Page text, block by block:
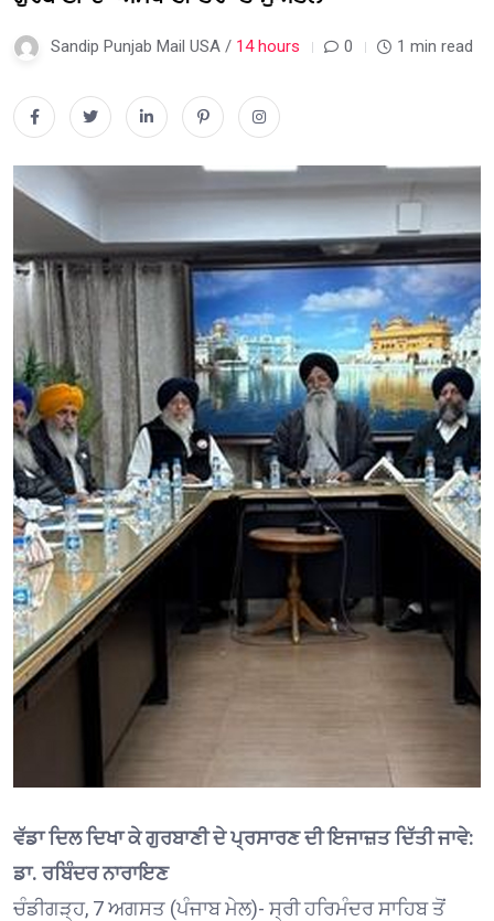
Sandip Punjab Mail USA / 14 hours 0 1 min read
ਵੱਡਾ ਦਿਲ ਦਿਖਾ ਕੇ ਗੁਰਬਾਣੀ ਦੇ ਪ੍ਰਸਾਰਣ ਦੀ ਇਜਾਜ਼ਤ ਦਿੱਤੀ ਜਾਵੇ:
ਡਾ. ਰਬਿੰਦਰ ਨਾਰਾਇਣ
ਚੰਡੀਗੜ੍ਹ, 7 ਅਗਸਤ (ਪੰਜਾਬ ਮੇਲ)- ਸ੍ਰੀ ਹਰਿਮੰਦਰ ਸਾਹਿਬ ਤੋਂ